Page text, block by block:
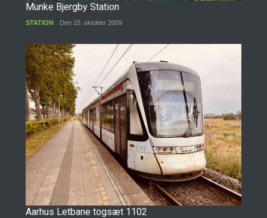
Munke Bjergby Station
STATION Den 15. oktober 2009
Aarhus Letbane togsæt 1102